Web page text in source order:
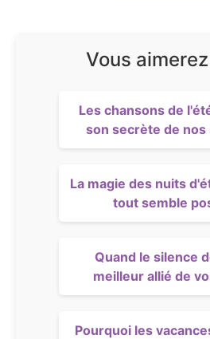
Vous
Les chansons de
son secrète de
La magie des nuits
tout semble
Quand le silence
meilleur allié de
Pourquoi les